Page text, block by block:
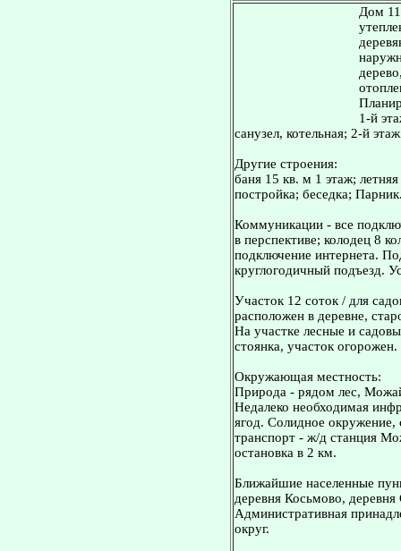
Дом
1-й
санузел, котельная; 2-й
Другие строения:
баня 15 кв. м 1 этаж;
постройка; беседка;
Коммуникации - все
в перспективе; колодец 8
подключение интернета.
круглогодичный подъезд.
Участок 12 соток / для
расположен в деревне,
На участке лесные и
стоянка, участок огорожен.
Окружающая местность:
Природа - рядом лес,
Недалеко необходимая
ягод. Солидное
транспорт - ж/д станция
остановка в 2 км.
Ближайшие населенные
деревня Косьмово, деревня
Административная
округ.